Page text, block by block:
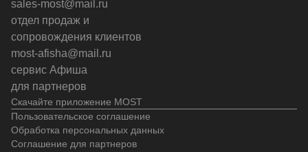
Скачайте приложение MOST
sales-most@mail.ru
отдел продаж и
сопровождения клиентов
most-afisha@mail.ru
сервис Афиша
для партнеров
Пользовательское соглашение
Обработка персональных данных
Соглашение для партнеров